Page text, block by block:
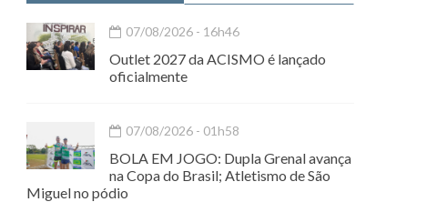
07/08/2026 - 16h46
Outlet 2027 da ACISMO é lançado
oficialmente
07/08/2026 - 01h58
BOLA EM JOGO: Dupla Grenal avança
na Copa do Brasil; Atletismo de São
Miguel no pódio